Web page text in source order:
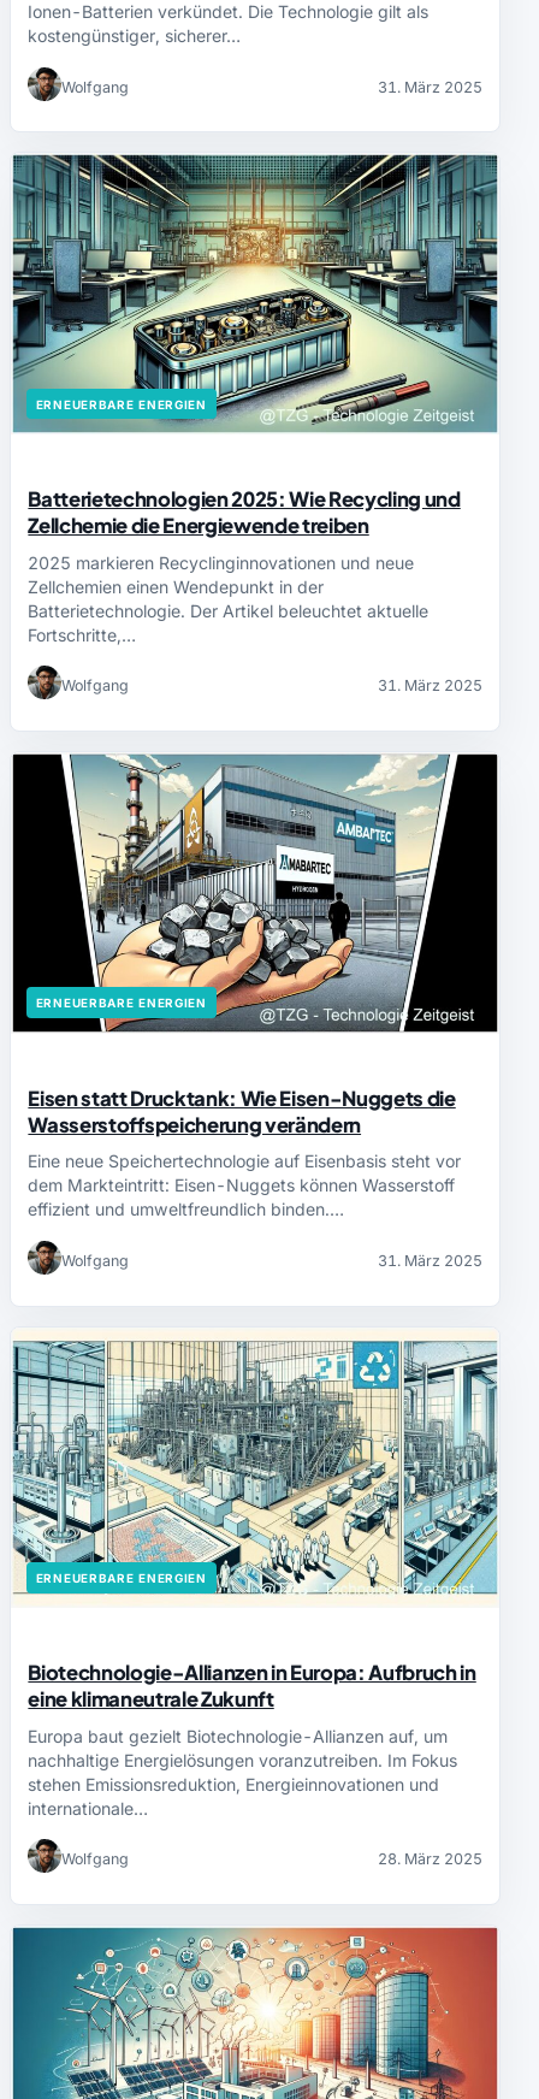
Ionen-Batterien verkündet. Die Technologie gilt als
kostengünstiger, sicherer…
Wolfgang 31. März 2025
ERNEUERBARE ENERGIEN
Batterietechnologien 2025: Wie Recycling und
Zellchemie die Energiewende treiben
2025 markieren Recyclinginnovationen und neue
Zellchemien einen Wendepunkt in der
Batterietechnologie. Der Artikel beleuchtet aktuelle
Fortschritte,…
Wolfgang 31. März 2025
ERNEUERBARE ENERGIEN
Eisen statt Drucktank: Wie Eisen-Nuggets die
Wasserstoffspeicherung verändern
Eine neue Speichertechnologie auf Eisenbasis steht vor
dem Markteintritt: Eisen-Nuggets können Wasserstoff
effizient und umweltfreundlich binden.…
Wolfgang 31. März 2025
ERNEUERBARE ENERGIEN
Biotechnologie-Allianzen in Europa: Aufbruch in
eine klimaneutrale Zukunft
Europa baut gezielt Biotechnologie-Allianzen auf, um
nachhaltige Energielösungen voranzutreiben. Im Fokus
stehen Emissionsreduktion, Energieinnovationen und
internationale…
Wolfgang 28. März 2025